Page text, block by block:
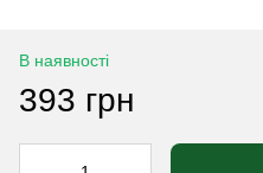
В наявності
393 грн